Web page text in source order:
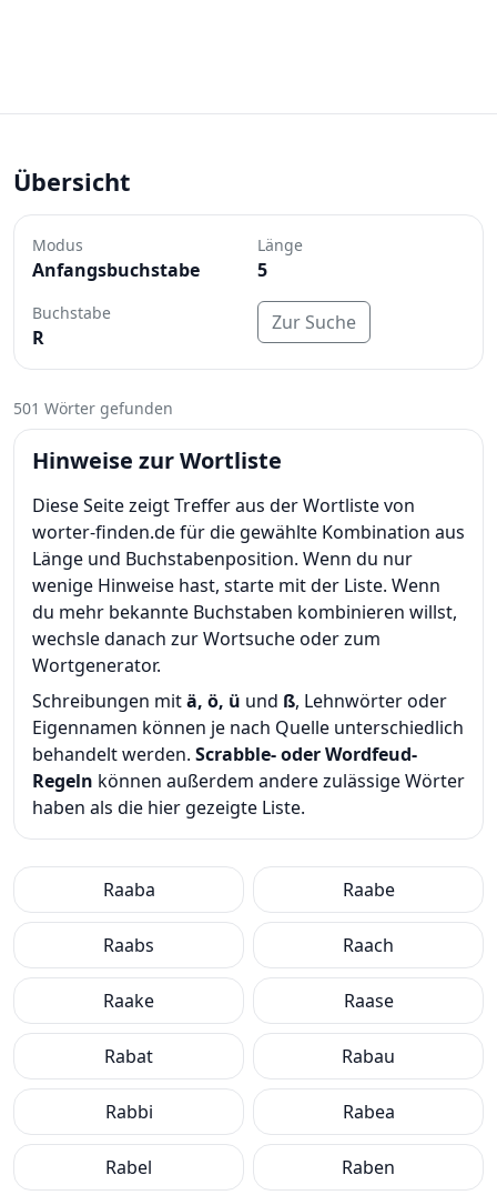
Übersicht
Modus
Anfangsbuchstabe
Länge
5
Buchstabe
R
Zur Suche
501 Wörter gefunden
Hinweise zur Wortliste
Diese Seite zeigt Treffer aus der Wortliste von
worter-finden.de für die gewählte Kombination aus
Länge und Buchstabenposition. Wenn du nur
wenige Hinweise hast, starte mit der Liste. Wenn
du mehr bekannte Buchstaben kombinieren willst,
wechsle danach zur Wortsuche oder zum
Wortgenerator.
Schreibungen mitä, ö, ü und ß, Lehnwörter oder
Eigennamen können je nach Quelle unterschiedlich
behandelt werden. Scrabble- oder Wordfeud-
Regeln können außerdem andere zulässige Wörter
haben als die hier gezeigte Liste.
Raaba Raabe
Raabs Raach
Raake Raase
Rabat Rabau
Rabbi Rabea
Rabel Raben